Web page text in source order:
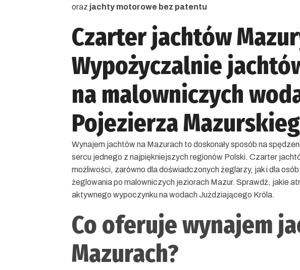
oraz jachty motorowe bez patentu
Czarter jachtów
Wypożyczalnie
na malowniczych
Pojezierza
Wynajem jachtów na Mazurach to doskonały sposób na
sercu jednego z najpiękniejszych regionów Polski. Czarter
możliwości, zarówno dla doświadczonych żeglarzy, jak i dla
żeglowania po malowniczych jeziorach Mazur. Sprawdź, jakie
aktywnego wypoczynku na wodach Jużdziającego Króla.
Co oferuje wynajem
Mazurach?